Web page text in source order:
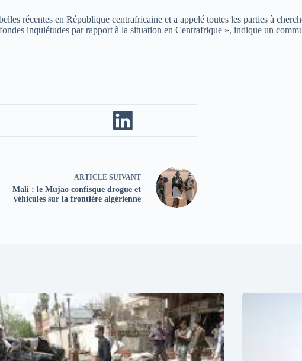
récentes en République centrafricaine et a appelé toutes les parties à
inquiétudes par rapport à la situation en Centrafrique », indique un
ARTICLE SUIVANT
Mali : le Mujao confisque drogue et
véhicules sur la frontière algérienne